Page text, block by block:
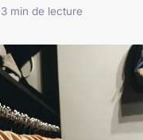
3 min de lecture